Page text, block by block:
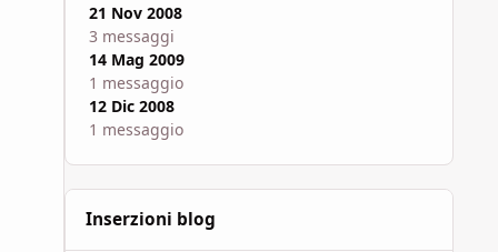
21 Nov 2008
3 messaggi
14 Mag 2009
1 messaggio
12 Dic 2008
1 messaggio
Inserzioni blog